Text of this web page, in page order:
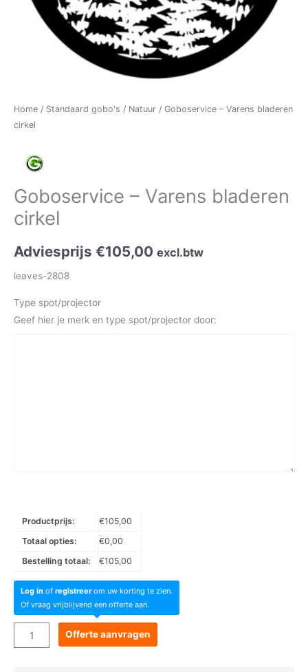
Home / Standaard gobo's / Natuur / Goboservice – Varens bladeren
cirkel
Goboservice – Varens bladeren
cirkel
Adviesprijs €105,00 excl.btw
leaves-2808
Type spot/projector
Geef hier je merk en type spot/projector door:
Productprijs: €105,00
Totaal opties:
€0,00
Bestelling totaal:
€105,00
Log in of registreerom uw korting te zien.
Of vraag vrijblijvend een offerte aan.
Goboservice
-
Offerte aanvragen